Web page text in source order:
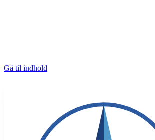
Gå til indhold